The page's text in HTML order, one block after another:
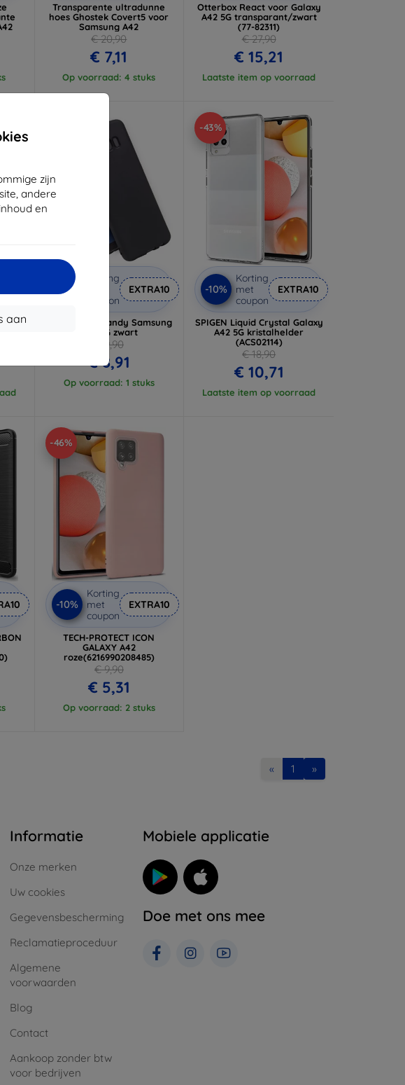
zijn
andere
en
aan
Transparente ultradunne
hoes Ghostek Covert5 voor
Samsung A42
€ 20,90
€ 7,11
Op voorraad: 4 stuks
Otterbox React voor Galaxy
A42 5G transparant/zwart
(77-82311)
€ 27,90
€ 15,21
Laatste item op voorraad
-10%
Korting
coupon
EXTRA10
Beline Case Candy Samsung
A42 5G zwart
€ 9,90
€ 8,91
Op voorraad: 1 stuks
-43%
-10%
Korting
met
coupon
EXTRA10
SPIGEN Liquid Crystal Galaxy
A42 5G kristalhelder
(ACS02114)
€ 18,90
€ 10,71
Laatste item op voorraad
-46%
-10%
Korting
met
coupon
EXTRA10
TECH-PROTECT ICON
GALAXY A42
roze(6216990208485)
€ 9,90
€ 5,31
Op voorraad: 2 stuks
« 1 »
Informatie
Onze merken
Uw cookies
Gegevensbescherming
Reclamatieproceduur
Algemene
voorwaarden
Blog
Contact
Aankoop zonder btw
voor bedrijven
Mobiele applicatie
Doe met ons mee